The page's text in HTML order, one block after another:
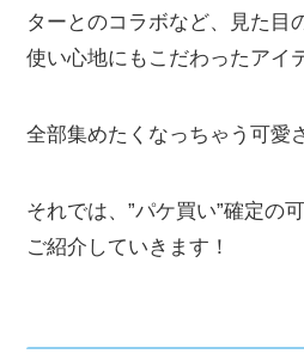
ターとのコラボなど、見た目
使い心地にもこだわったアイ
全部集めたくなっちゃう可愛
それでは、”パケ買い”確定の
ご紹介していきます！